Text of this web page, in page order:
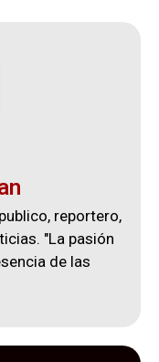
reportero,
"La pasión
de las